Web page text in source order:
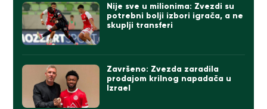
Nije sve u milionima: Zvezdi su
potrebni bolji izbori igrača, a ne
skuplji transferi
Završeno: Zvezda zaradila
prodajom krilnog napadača u
Izrael